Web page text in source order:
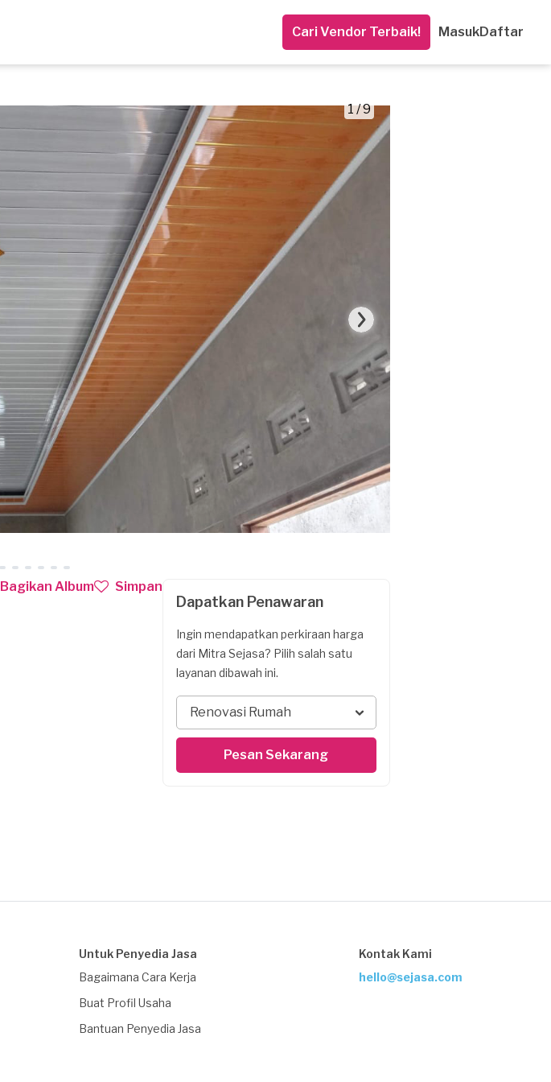
Cari Vendor Terbaik! MasukDaftar
1 / 9
Bagikan Album Simpan
Dapatkan Penawaran
Ingin mendapatkan perkiraan harga
dari Mitra Sejasa? Pilih salah satu
layanan dibawah ini.
Renovasi Rumah
Pesan Sekarang
Untuk Penyedia Jasa
Bagaimana Cara Kerja
Buat Profil Usaha
Bantuan Penyedia Jasa
Kontak Kami
hello@sejasa.com